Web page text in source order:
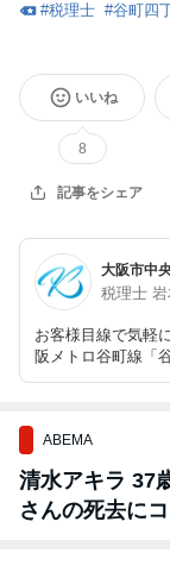
#税理士 #谷町四
いいね
8
記事をシェア
税理士
お客様目線で気軽
阪メトロ谷町線「
ABEMA
清水アキラ 37
さんの死去に